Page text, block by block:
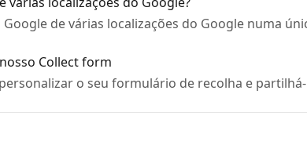
de várias localizações do Google numa
Collect form
o seu formulário de recolha e